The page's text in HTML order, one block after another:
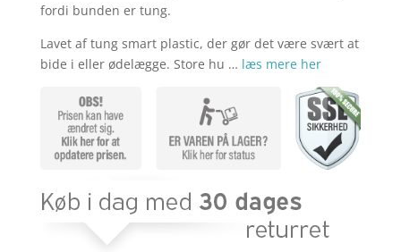
fordi bunden er tung.
Lavet af tung smart plastic, der gør det være svært at
bide i eller ødelægge. Store hu … læs mere her